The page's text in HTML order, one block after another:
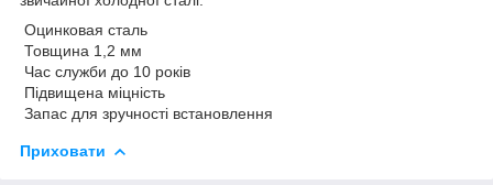
Оцинковая сталь
Товщина 1,2 мм
Час служби до 10 років
Підвищена міцність
Запас для зручності встановлення
Приховати